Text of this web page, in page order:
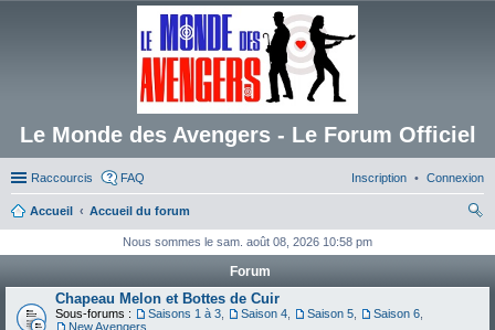
Le Monde des Avengers - Le Forum Officiel
Raccourcis FAQ Connexion
Inscription
Accueil
Accueil du forum
ch
Nous sommes le sam. août 08, 2026 10:58 pm
Forum
Chapeau Melon et Bottes de Cuir
Sous-forums : Saisons 1 à 3 Saison 4 Saison 5 Saison 6
New Avengers